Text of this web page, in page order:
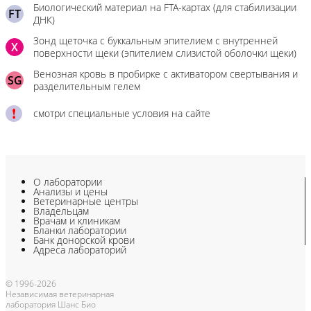
FT
Биологический материал на FTA-картах (для стабилизации
ДНК)
X
Зонд щеточка с буккальным эпителием с внутренней
поверхности щеки (эпителием слизистой оболочки щеки)
SG
Венозная кровь в пробирке с активатором свертывания и
разделительным гелем
смотри специальные условия на сайте
О лаборатории
Анализы и цены
Ветеринарные центры
Владельцам
Врачам и клиникам
Бланки лаборатории
Банк донорской крови
Адреса лабораторий
© 1996-2026
Независимая ветеринарная
лаборатория Шанс Био